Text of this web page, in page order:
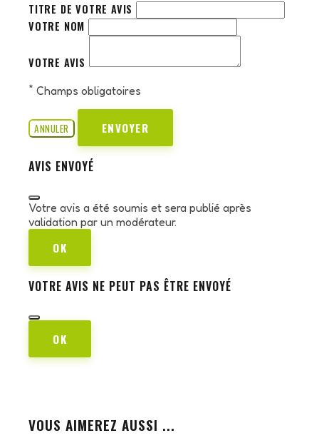
TITRE DE VOTRE AVIS
VOTRE NOM
VOTRE AVIS
* Champs obligatoires
ANNULER ENVOYER
AVIS ENVOYÉ
Votre avis a été soumis et sera publié après
validation par un modérateur.
OK
VOTRE AVIS NE PEUT PAS ÊTRE ENVOYÉ
OK
VOUS AIMEREZ AUSSI ...